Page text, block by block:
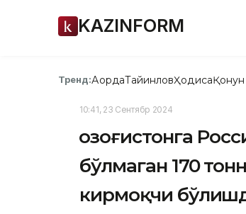
KAZINFORM
Тренд:АқордаТайинловҲодиса
10:41, 23 Сентябр 2024
Қозоғистонга
бўлмаган 170
кирмоқчи